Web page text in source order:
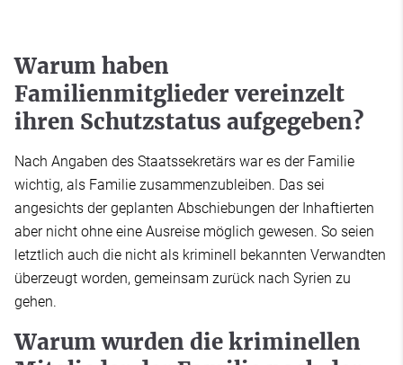
Warum haben
Familienmitglieder vereinzelt
ihren Schutzstatus aufgegeben?
Nach Angaben des Staatssekretärs war es der Familie
wichtig, als Familie zusammenzubleiben. Das sei
angesichts der geplanten Abschiebungen der Inhaftierten
aber nicht ohne eine Ausreise möglich gewesen. So seien
letztlich auch die nicht als kriminell bekannten Verwandten
überzeugt worden, gemeinsam zurück nach Syrien zu
gehen.
Warum wurden die kriminellen